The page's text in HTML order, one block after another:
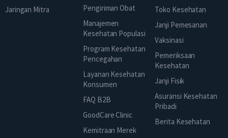
Jaringan Mitra
Pengiriman Obat
Manajemen
Kesehatan Populasi
Program Kesehatan
Pencegahan
Layanan Kesehatan
Konsumen
FAQ B2B
GoodCare Clinic
Kemitraan Merek
Toko Kesehatan
Janji Pemesanan
Vaksinasi
Pemeriksaan
Kesehatan
Janji Fisik
Asuransi Kesehatan
Pribadi
Berita Kesehatan